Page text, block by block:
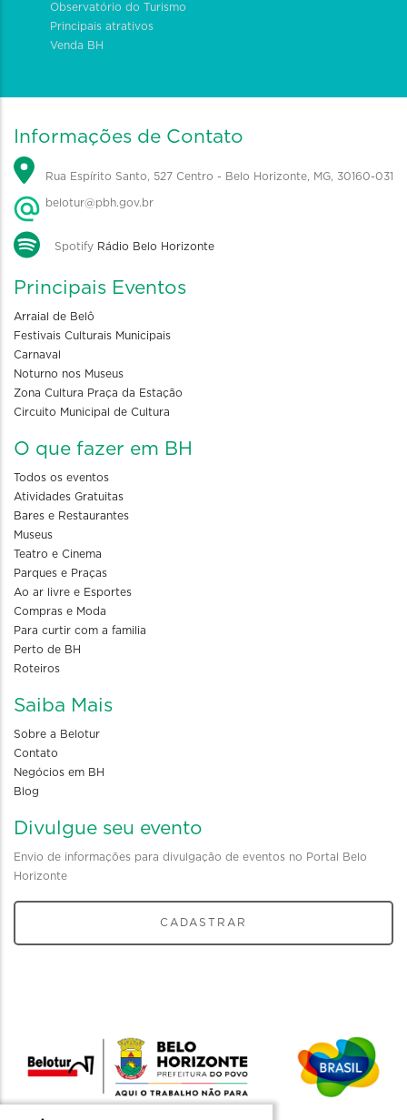
Observatório do Turismo
Principais atrativos
Venda BH
Informações de Contato
Rua Espírito Santo, 527 Centro - Belo Horizonte, MG, 30160-031
belotur@pbh.gov.br
Spotify Rádio Belo Horizonte
Principais Eventos
Arraial de Belô
Festivais Culturais Municipais
Carnaval
Noturno nos Museus
Zona Cultura Praça da Estação
Circuito Municipal de Cultura
O que fazer em BH
Todos os eventos
Atividades Gratuitas
Bares e Restaurantes
Museus
Teatro e Cinema
Parques e Praças
Ao ar livre e Esportes
Compras e Moda
Para curtir com a familia
Perto de BH
Roteiros
Saiba Mais
Sobre a Belotur
Contato
Negócios em BH
Blog
Divulgue seu evento
Envio de informações para divulgação de eventos no Portal Belo
Horizonte
CADASTRAR